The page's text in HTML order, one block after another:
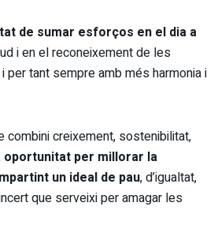
de sumar esforços en el dia a
i en el reconeixement de les
tant sempre amb més harmonia i
creixement, sostenibilitat,
oportunitat per millorar la
un ideal de pau, d’igualtat,
que serveixi per amagar les